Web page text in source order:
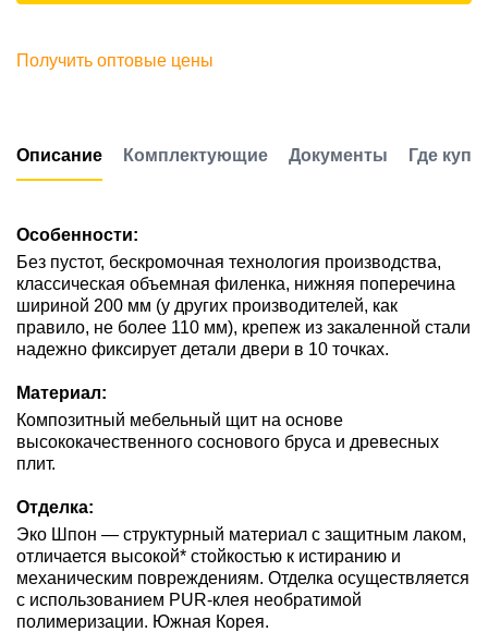
Получить оптовые цены
Описание Комплектующие Документы Где
Особенности:
Без пустот, бескромочная технология производства,
классическая объемная филенка, нижняя поперечина
шириной 200 мм (у других производителей, как
правило, не более 110 мм), крепеж из закаленной стали
надежно фиксирует детали двери в 10 точках.
Материал:
Композитный мебельный щит на основе
высококачественного соснового бруса и древесных
плит.
Отделка:
Эко Шпон — структурный материал с защитным лаком,
отличается высокой* стойкостью к истиранию и
механическим повреждениям. Отделка осуществляется
с использованием PUR-клея необратимой
полимеризации. Южная Корея.